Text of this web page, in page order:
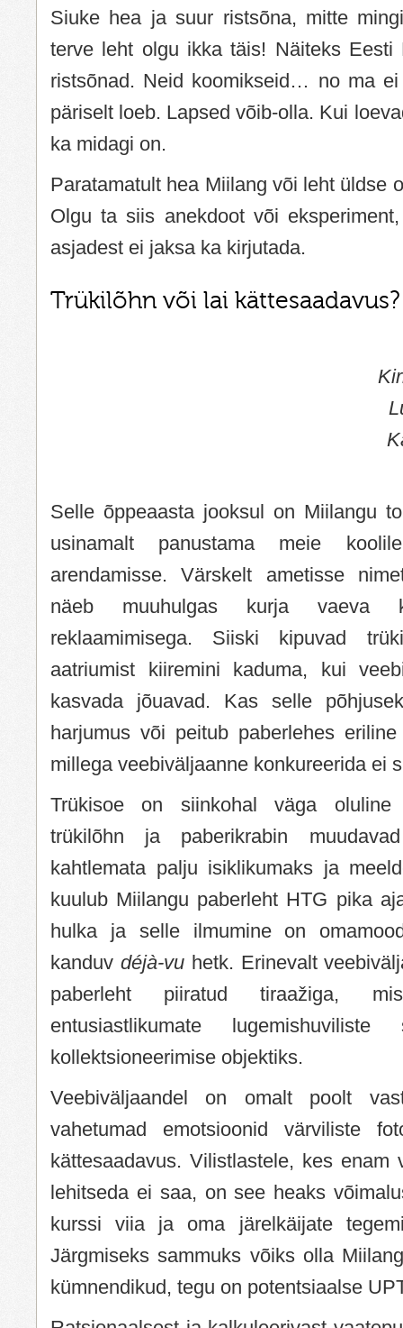
Siuke hea ja suur ristsõna, mitte
terve leht olgu ikka täis! Näiteks Eesti
ristsõnad. Neid koomikseid… no ma
päriselt loeb. Lapsed võib-olla. Kui
ka midagi on.
Paratamatult hea Miilang või leht üldse
Olgu ta siis anekdoot või
asjadest ei jaksa ka kirjutada.
Trükilõhn või lai kättesaadavus?
Selle õppeaasta jooksul on Miilangu
usinamalt panustama meie
arendamisse. Värskelt ametisse
näeb muuhulgas kurja vaeva
reklaamimisega. Siiski kipuvad
aatriumist kiiremini kaduma, kui
kasvada jõuavad. Kas selle
harjumus või peitub paberlehes
millega veebiväljaanne konkureerida ei
Trükisoe on siinkohal väga oluline
trükilõhn ja paberikrabin muudavad
kahtlemata palju isiklikumaks ja
kuulub Miilangu paberleht HTG pika
hulka ja selle ilmumine on
kanduv déjà-vuhetk. Erinevalt
paberleht piiratud tiraažiga,
entusiastlikumate
kollektsioneerimise objektiks.
Veebiväljaandel on omalt poolt
vahetumad emotsioonid värviliste
kättesaadavus. Vilistlastele, kes enam
lehitseda ei saa, on see heaks
kurssi viia ja oma järelkäijate
Järgmiseks sammuks võiks olla
kümnendikud, tegu on potentsiaalse